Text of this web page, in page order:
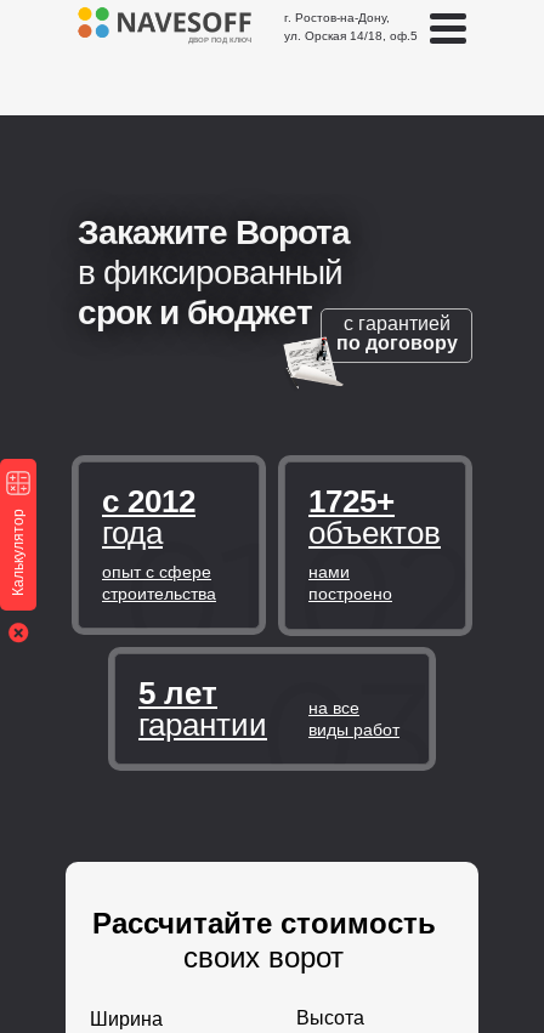
г. Ростов-на-Дону,
ул. Орская 14/18, оф.5
ДВОР ПОД КЛЮЧ
Ширина Высота
Рассчитайте стоимость
своих ворот
Закажите Ворота
в фиксированный
срок и бюджет
с гарантией
по договору
на все
виды работ
5 лет
гарантии
нами
построено
1725+
объектов
опыт с сфере
строительства
с 2012
года
Калькулятор